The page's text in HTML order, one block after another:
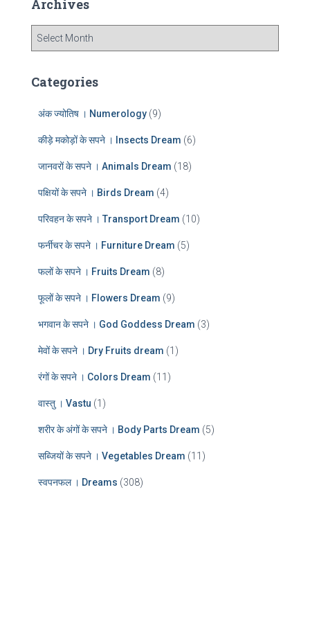
h
f
r
Archives
h
Categories
अंक ज्योतिष । Numerology (9)
कीड़े मकोड़ों के सपने । Insects Dream (6)
जानवरों के सपने । Animals Dream (18)
पक्षियों के सपने । Birds Dream (4)
परिवहन के सपने । Transport Dream (10)
फर्नीचर के सपने । Furniture Dream (5)
फलों के सपने । Fruits Dream (8)
फूलों के सपने । Flowers Dream (9)
भगवान के सपने । God Goddess Dream (3)
मेवों के सपने । Dry Fruits dream (1)
रंगों के सपने । Colors Dream (11)
वास्तु । Vastu (1)
शरीर के अंगों के सपने । Body Parts Dream (5)
सब्जियों के सपने । Vegetables Dream (11)
स्वपनफल । Dreams (308)